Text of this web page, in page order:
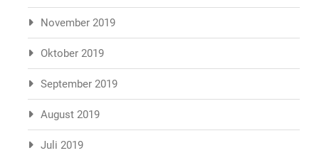
November 2019
Oktober 2019
September 2019
August 2019
Juli 2019